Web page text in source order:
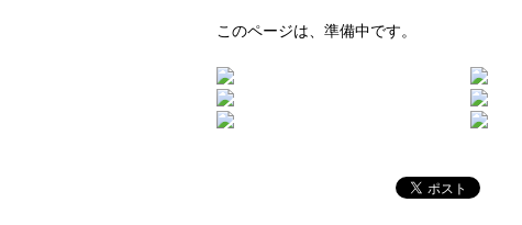
このページは、準備中です。